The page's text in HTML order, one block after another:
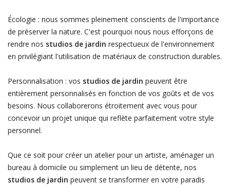
Écologie : nous sommes pleinement conscients de l'importance
de préserver la nature. C'est pourquoi nous nous efforçons de
rendre nos studios de jardin respectueux de l'environnement
en privilégiant l'utilisation de matériaux de construction durables.
Personnalisation : vos studios de jardin peuvent être
entièrement personnalisés en fonction de vos goûts et de vos
besoins. Nous collaborerons étroitement avec vous pour
concevoir un projet unique qui reflète parfaitement votre style
personnel.
Que ce soit pour créer un atelier pour un artiste, aménager un
bureau à domicile ou simplement un lieu de détente, nos
studios de jardin peuvent se transformer en votre paradis